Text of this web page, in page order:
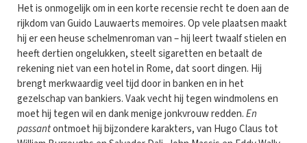
Het is onmogelijk om in een korte recensie recht te doen aan de
rijkdom van Guido Lauwaerts memoires. Op vele plaatsen maakt
hij er een heuse schelmenroman van – hij leert twaalf stielen en
heeft dertien ongelukken, steelt sigaretten en betaalt de
rekening niet van een hotel in Rome, dat soort dingen. Hij
brengt merkwaardig veel tijd door in banken en in het
gezelschap van bankiers. Vaak vecht hij tegen windmolens en
moet hij tegen wil en dank menige jonkvrouw redden.En
passantontmoet hij bijzondere karakters, van Hugo Claus tot